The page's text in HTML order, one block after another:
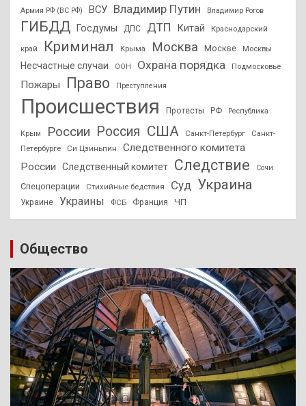
Армия РФ (ВС РФ) ВСУ Владимир Путин Владимир Рогов
ГИБДД Госдумы ДПС ДТП Китай Краснодарский
край Криминал Крыма Москва Москве Москвы
Несчастные случаи ООН Охрана порядка Подмосковье
Пожары Право Преступления
Происшествия Протесты РФ Республика
Крым России Россия США Санкт-Петербург
Санкт-
Петербурге
Си Цзиньпин
Следственного комитета
России
Следственный комитет Следствие Сочи
Спецоперации Стихийные бедствия Суд Украина
Украине Украины ФСБ Франция ЧП
Общество